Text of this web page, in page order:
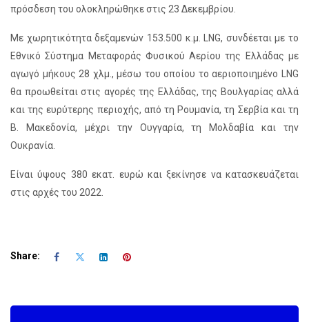
πρόσδεση του ολοκληρώθηκε στις 23 Δεκεμβρίου.
Με χωρητικότητα δεξαμενών 153.500 κ.μ. LNG, συνδέεται με το
Εθνικό Σύστημα Μεταφοράς Φυσικού Αερίου της Ελλάδας με
αγωγό μήκους 28 χλμ., μέσω του οποίου το αεριοποιημένο LNG
θα προωθείται στις αγορές της Ελλάδας, της Βουλγαρίας αλλά
και της ευρύτερης περιοχής, από τη Ρουμανία, τη Σερβία και τη
Β. Μακεδονία, μέχρι την Ουγγαρία, τη Μολδαβία και την
Ουκρανία.
Είναι ύψους 380 εκατ. ευρώ και ξεκίνησε να κατασκευάζεται
στις αρχές του 2022.
Share: